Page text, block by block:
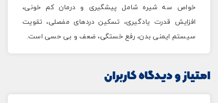
خواص سه شیرهشامل پیشگیری و درمان کم خونی،
افزایش قدرت یادگیری، تسکین دردهای مفصلی، تقویت
سیستم ایمنی بدن، رفع خستگی، ضعف و بی حسی است.
امتیاز و دیدگاه کاربران